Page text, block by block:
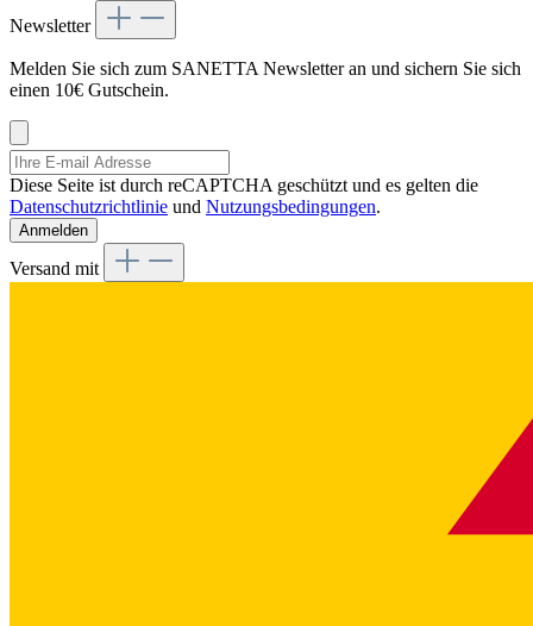
Newsletter
Melden Sie sich zum SANETTA Newsletter an und sichern Sie sich
einen 10€ Gutschein.
Diese Seite ist durch reCAPTCHA geschützt und es gelten die
Datenschutzrichtlinie und Nutzungsbedingungen.
Anmelden
Versand mit